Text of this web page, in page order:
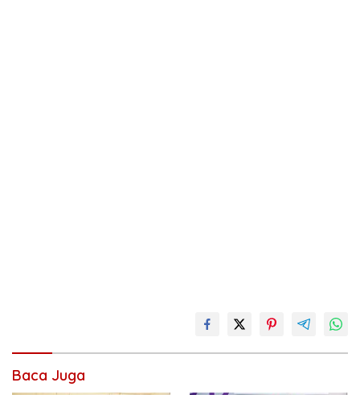
Baca Juga